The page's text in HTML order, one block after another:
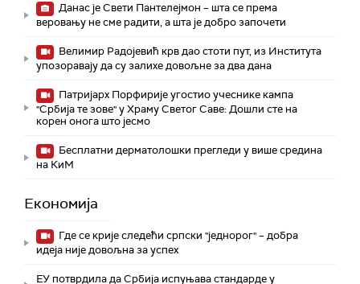
Данас је Свети Пантелејмон – шта се према
веровању не сме радити, а шта је добро започети
Велимир Радојевић крв дао стоти пут, из Института
упозоравају да су залихе довољне за два дана
Патријарх Порфирије угостио учеснике кампа
"Србија те зове" у Храму Светог Саве: Дошли сте на
корен онога што јесмо
Бесплатни дерматолошки прегледи у више средина
на КиМ
Економија
Где се крије следећи српски "једнорог" – добра
идеја није довољна за успех
ЕУ потврдила да Србија испуњава стандарде у